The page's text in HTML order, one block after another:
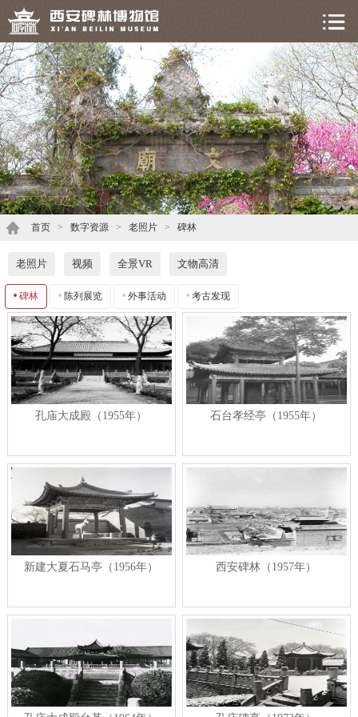
首页 > 数字资源 > 老照片 > 碑林
老照片 视频 全景VR 文物高清
碑林 陈列展览 外事活动 考古发现
孔庙大成殿（1955年） 石台孝经亭（1955年）
新建大夏石马亭（1956年） 西安碑林（1957年）